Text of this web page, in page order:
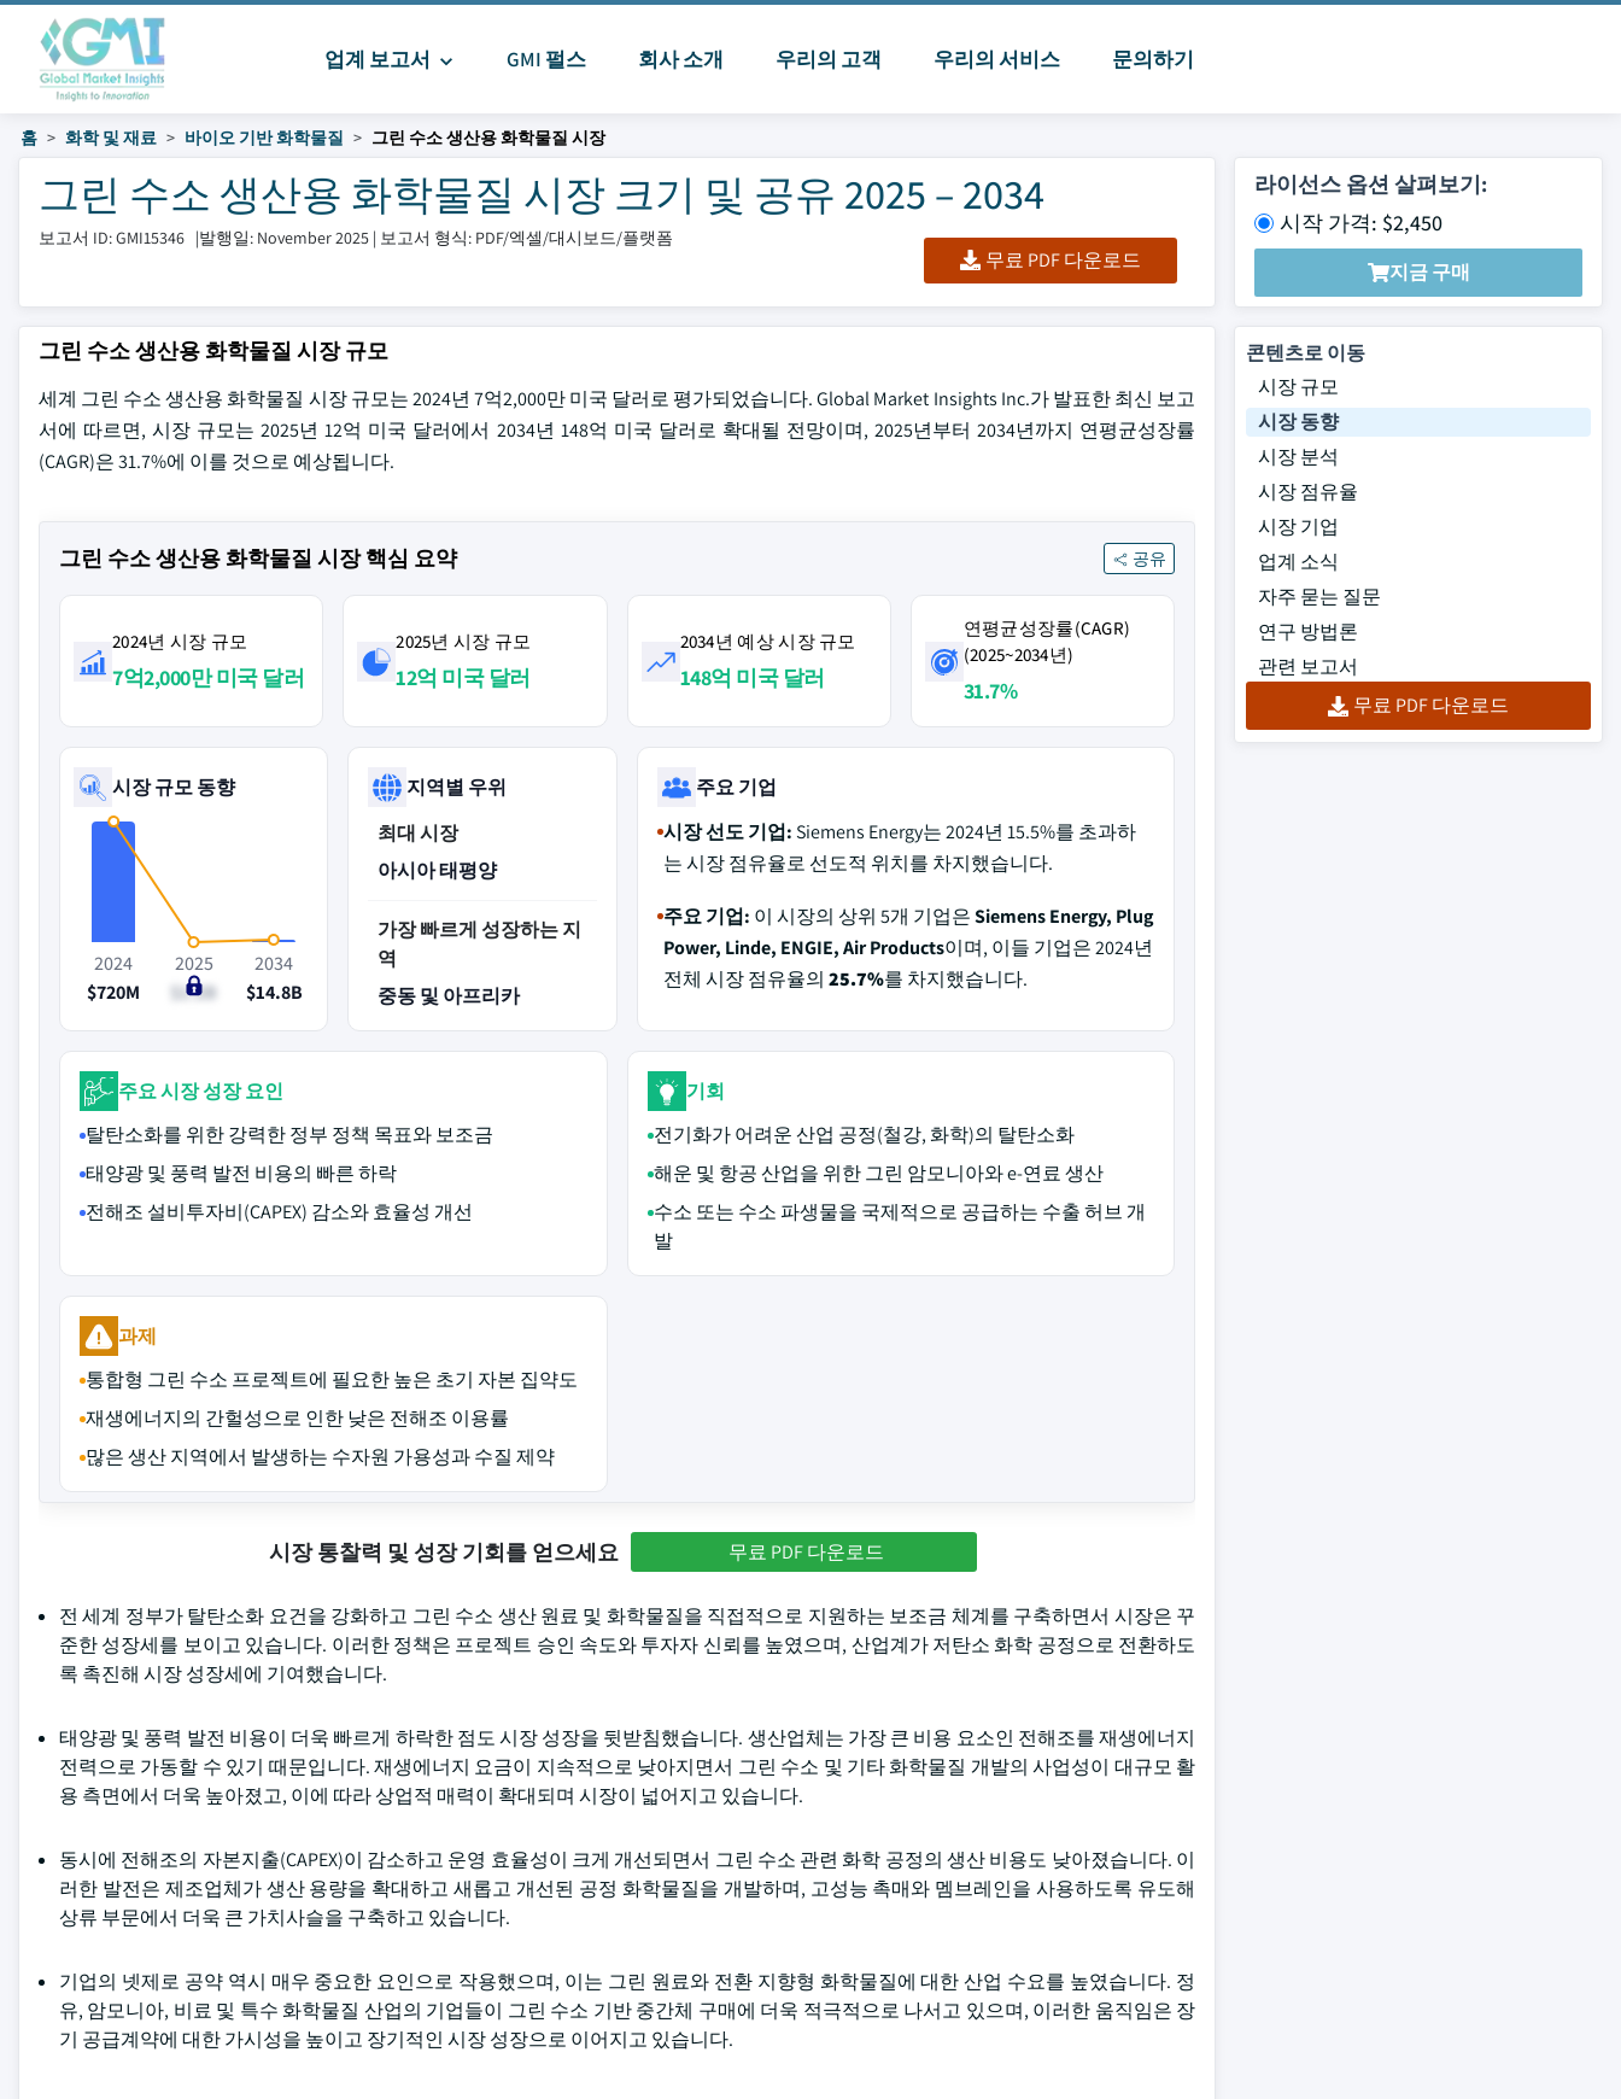
업계 보고서 GMI 펄스 회사 소개 우리의 고객 우리의 서비스 문의하기
홈 화학 및 재료 바이오 기반 화학물질 그린 수소 생산용 화학물질 시장
그린 수소 생산용 화학물질 시장 크기 및 공유 2025 – 2034
보고서 ID: GMI15346 |발행일: November 2025 | 보고서 형식: PDF/엑셀/대시보드/플랫폼
무료 PDF 다운로드
라이선스 옵션 살펴보기:
시작 가격: $2,450
지금 구매
그린 수소 생산용 화학물질 시장 규모
세계 그린 수소 생산용 화학물질 시장 규모는 2024년 7억2,000만 미국 달러로 평가되었습니다. Global Market Insights Inc.가 발표한 최신 보고
서에 따르면, 시장 규모는 2025년 12억 미국 달러에서 2034년 148억 미국 달러로 확대될 전망이며, 2025년부터 2034년까지 연평균성장률
(CAGR)은 31.7%에 이를 것으로 예상됩니다.
그린 수소 생산용 화학물질 시장 핵심 요약 공유
2024년 시장 규모
7억2,000만 미국 달러
2025년 시장 규모
12억 미국 달러
2034년 예상 시장 규모
148억 미국 달러
연평균성장률(CAGR)
(2025~2034년)
31.7%
시장 규모 동향
2024
$720M
2025
$1.2B
2034
$14.8B
지역별 우위
최대 시장
아시아 태평양
가장 빠르게 성장하는 지
역
중동 및 아프리카
주요 기업
시장 선도 기업:Siemens Energy는 2024년 15.5%를 초과하
는 시장 점유율로 선도적 위치를 차지했습니다.
주요 기업: 이 시장의 상위 5개 기업은Siemens Energy, Plug
Power, Linde, ENGIE, Air Products이며, 이들 기업은 2024년
전체 시장 점유율의 25.7%를 차지했습니다.
주요 시장 성장 요인
탈탄소화를 위한 강력한 정부 정책 목표와 보조금
태양광 및 풍력 발전 비용의 빠른 하락
전해조 설비투자비(CAPEX) 감소와 효율성 개선
기회
전기화가 어려운 산업 공정(철강, 화학)의 탈탄소화
해운 및 항공 산업을 위한 그린 암모니아와 e-연료 생산
수소 또는 수소 파생물을 국제적으로 공급하는 수출 허브 개
발
과제
통합형 그린 수소 프로젝트에 필요한 높은 초기 자본 집약도
재생에너지의 간헐성으로 인한 낮은 전해조 이용률
많은 생산 지역에서 발생하는 수자원 가용성과 수질 제약
시장 통찰력 및 성장 기회를 얻으세요 무료 PDF 다운로드
전 세계 정부가 탈탄소화 요건을 강화하고 그린 수소 생산 원료 및 화학물질을 직접적으로 지원하는 보조금 체계를 구축하면서 시장은 꾸
준한 성장세를 보이고 있습니다. 이러한 정책은 프로젝트 승인 속도와 투자자 신뢰를 높였으며, 산업계가 저탄소 화학 공정으로 전환하도
록 촉진해 시장 성장세에 기여했습니다.
태양광 및 풍력 발전 비용이 더욱 빠르게 하락한 점도 시장 성장을 뒷받침했습니다. 생산업체는 가장 큰 비용 요소인 전해조를 재생에너지
전력으로 가동할 수 있기 때문입니다. 재생에너지 요금이 지속적으로 낮아지면서 그린 수소 및 기타 화학물질 개발의 사업성이 대규모 활
용 측면에서 더욱 높아졌고, 이에 따라 상업적 매력이 확대되며 시장이 넓어지고 있습니다.
동시에 전해조의 자본지출(CAPEX)이 감소하고 운영 효율성이 크게 개선되면서 그린 수소 관련 화학 공정의 생산 비용도 낮아졌습니다. 이
러한 발전은 제조업체가 생산 용량을 확대하고 새롭고 개선된 공정 화학물질을 개발하며, 고성능 촉매와 멤브레인을 사용하도록 유도해
상류 부문에서 더욱 큰 가치사슬을 구축하고 있습니다.
기업의 넷제로 공약 역시 매우 중요한 요인으로 작용했으며, 이는 그린 원료와 전환 지향형 화학물질에 대한 산업 수요를 높였습니다. 정
유, 암모니아, 비료 및 특수 화학물질 산업의 기업들이 그린 수소 기반 중간체 구매에 더욱 적극적으로 나서고 있으며, 이러한 움직임은 장
기 공급계약에 대한 가시성을 높이고 장기적인 시장 성장으로 이어지고 있습니다.
콘텐츠로 이동
시장 규모
시장 동향
시장 분석
시장 점유율
시장 기업
업계 소식
자주 묻는 질문
연구 방법론
관련 보고서
무료 PDF 다운로드